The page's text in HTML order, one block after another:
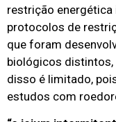
restrição
protocolos de
que foram
biológicos
disso é limitado,
estudos com